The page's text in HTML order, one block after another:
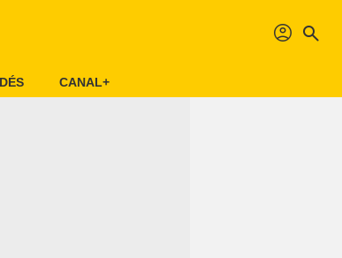
profil search
CANAL+